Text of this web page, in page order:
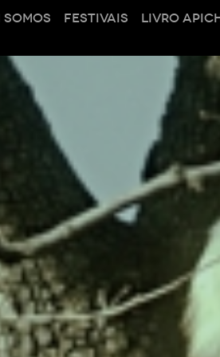
SOMOS FESTIVAIS LIVRO